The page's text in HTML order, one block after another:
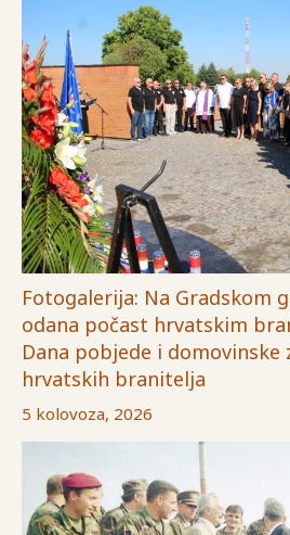
Fotogalerija: Na Gradskom
odana počast hrvatskim
Dana pobjede i domovinske
hrvatskih branitelja
5 kolovoza, 2026